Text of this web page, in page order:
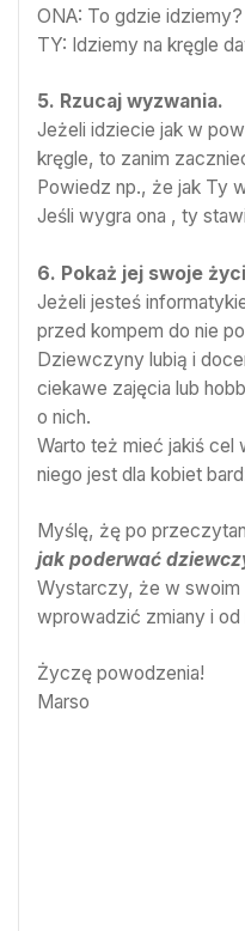
ONA: To gdzie idziemy?
TY: Idziemy na kręgle
5. Rzucaj wyzwania.
Jeżeli idziecie jak w
kręgle, to zanim
Powiedz np., że jak Ty
Jeśli wygra ona , ty
6. Pokaż jej swoje
Jeżeli jesteś
przed kompem do nie
Dziewczyny lubią i
ciekawe zajęcia lub
o nich.
Warto też mieć jakiś cel
niego jest dla kobiet
Myślę, żę po
jak poderwać
Wystarczy, że w swoim
wprowadzić zmiany i
Życzę powodzenia!
Marso